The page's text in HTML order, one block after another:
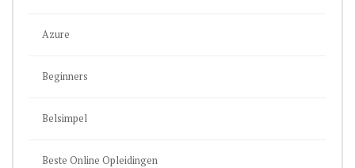
Azure
Beginners
Belsimpel
Beste Online Opleidingen